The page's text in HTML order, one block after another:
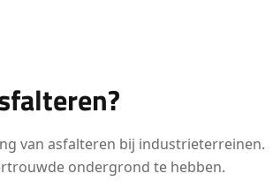
van asfalteren bij industrieterreinen.
ondergrond te hebben.